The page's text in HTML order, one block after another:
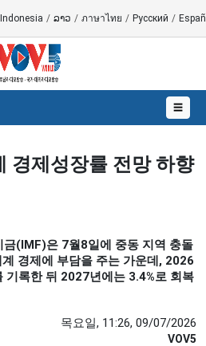
Indonesia / ລາວ / ภาษาไทย / Русский /
☰
경제성장률 전망 하향
금(IMF)은 7월8일에 중동 지역 충돌
경제에 부담을 주는 가운데, 2026
기록한 뒤 2027년에는 3.4%로 회복
목요일, 11:26, 09/07/2026
VOV5